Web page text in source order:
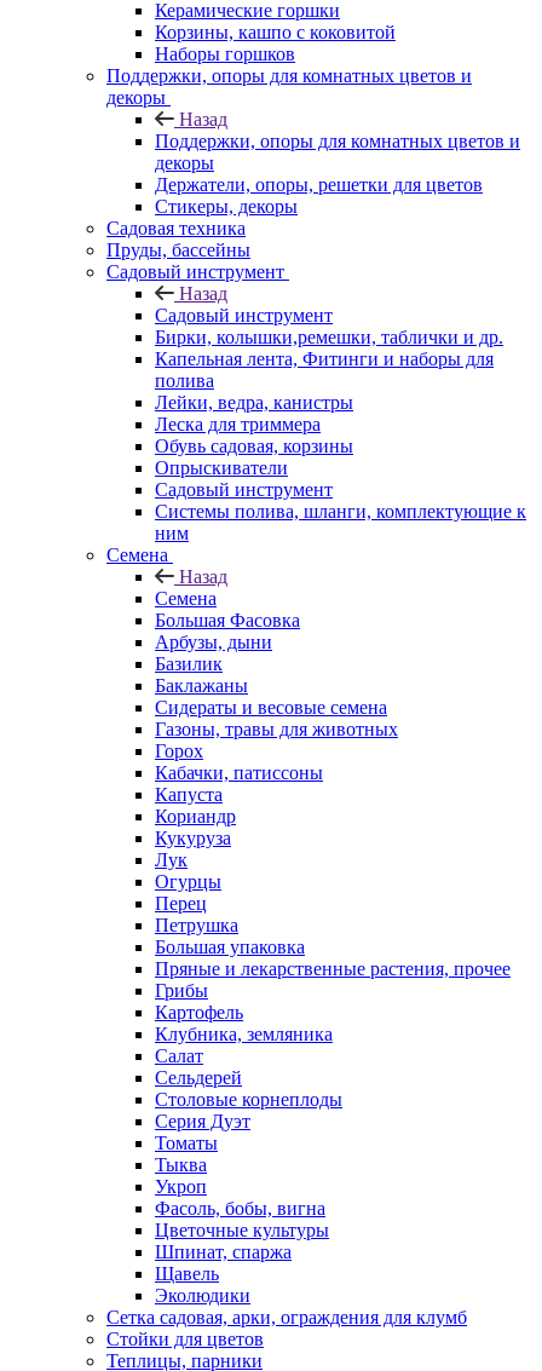
Керамические горшки
Корзины, кашпо с коковитой
Наборы горшков
Поддержки, опоры для комнатных цветов и
декоры
Назад
Поддержки, опоры для комнатных цветов и
декоры
Держатели, опоры, решетки для цветов
Стикеры, декоры
Садовая техника
Пруды, бассейны
Садовый инструмент
Назад
Садовый инструмент
Бирки, колышки,ремешки, таблички и др.
Капельная лента, Фитинги и наборы для
полива
Лейки, ведра, канистры
Леска для триммера
Обувь садовая, корзины
Опрыскиватели
Садовый инструмент
Системы полива, шланги, комплектующие к
ним
Семена
Назад
Семена
Большая Фасовка
Арбузы, дыни
Базилик
Баклажаны
Сидераты и весовые семена
Газоны, травы для животных
Горох
Кабачки, патиссоны
Капуста
Кориандр
Кукуруза
Лук
Огурцы
Перец
Петрушка
Большая упаковка
Пряные и лекарственные растения, прочее
Грибы
Картофель
Клубника, земляника
Салат
Сельдерей
Столовые корнеплоды
Серия Дуэт
Томаты
Тыква
Укроп
Фасоль, бобы, вигна
Цветочные культуры
Шпинат, спаржа
Щавель
Эколюдики
Сетка садовая, арки, ограждения для клумб
Стойки для цветов
Теплицы, парники